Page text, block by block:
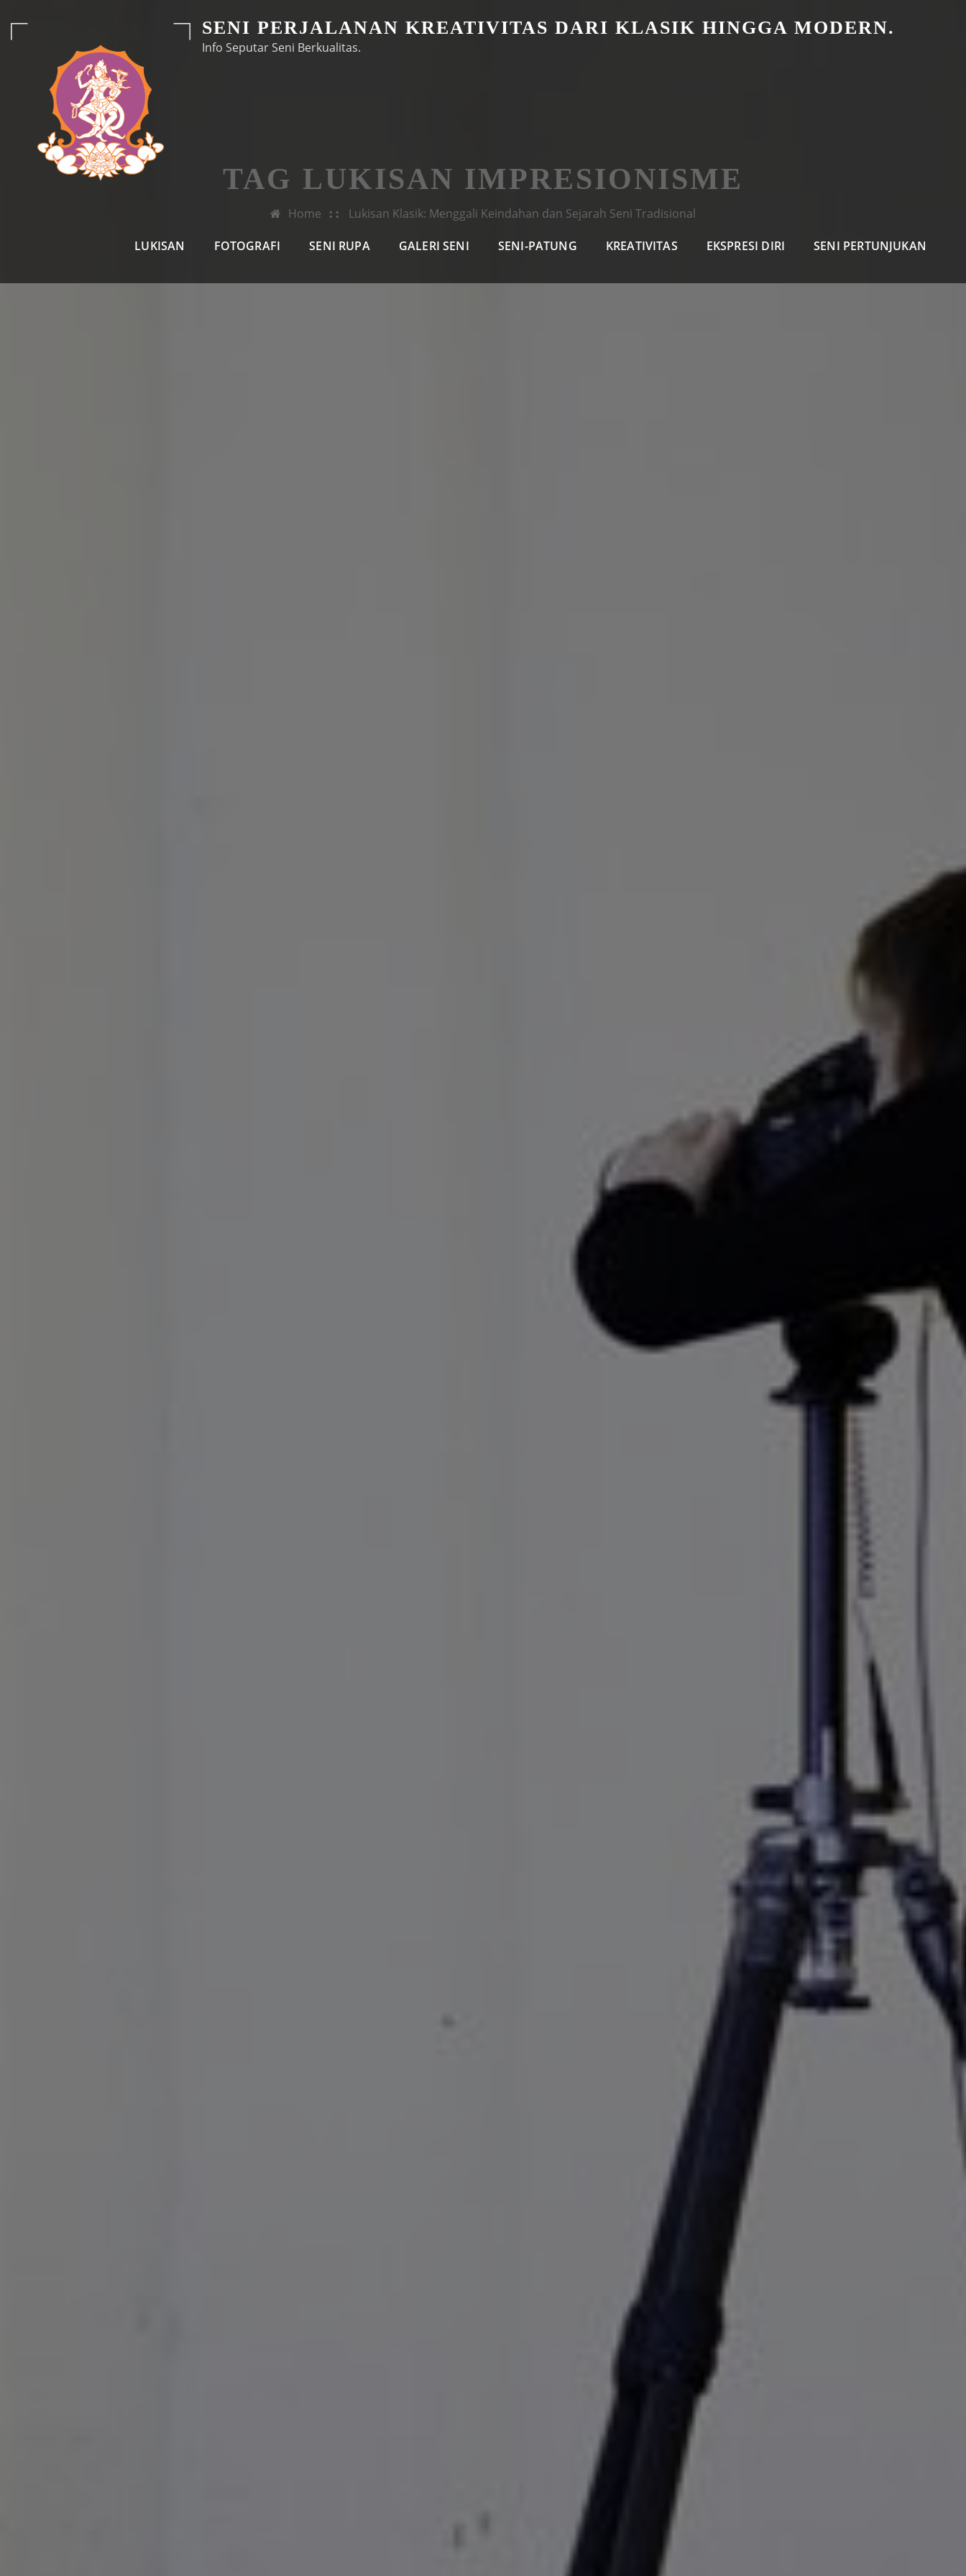
SENI PERJALANAN KREATIVITAS DARI KLASIK HINGGA MODERN.
Info Seputar Seni Berkualitas.
LUKISAN FOTOGRAFI SENI RUPA GALERI SENI SENI-PATUNG KREATIVITAS EKSPRESI DIRI SENI PERTUNJUKAN
TAG LUKISAN IMPRESIONISME
Home Lukisan Klasik: Menggali Keindahan dan Sejarah Seni Tradisional